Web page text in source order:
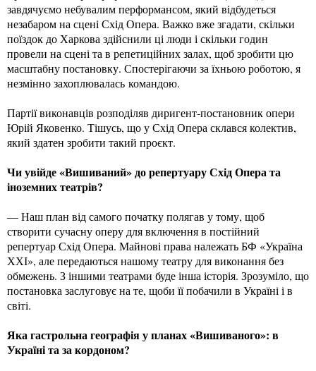
завдячуємо небувалим перформансом, який відбудеться
незабаром на сцені Схід Опера. Важко вже згадати, скільки
поїздок до Харкова здійснили ці люди і скільки годин
провели на сцені та в репетиційних залах, щоб зробити цю
масштабну постановку. Спостерігаючи за їхньою роботою, я
незмінно захоплювалась командою.
Партії виконавців розподіляв диригент-постановник опери
Юрій Яковенко. Тішусь, що у Схід Опера склався колектив,
який здатен зробити такий проєкт.
Чи увійде «Вишиваний» до репертуару Схід Опера та
іноземних театрів?
— Наш план від самого початку полягав у тому, щоб
створити сучасну оперу для включення в постійний
репертуар Схід Опера. Майнові права належать БФ «Україна
ХХІ», але передаються нашому театру для виконання без
обмежень. З іншими театрами буде інша історія. Зрозуміло, що
постановка заслуговує на те, щоби її побачили в Україні і в
світі.
Яка гастрольна географія у планах «Вишиваного»: в
Україні та за кордоном?